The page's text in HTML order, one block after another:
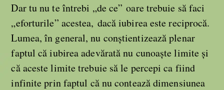
Dar tu nu te întrebi „de ce” oare trebuie să faci
„eforturile” acestea, dacă iubirea este reciprocă.
Lumea, în general, nu conștientizează plenar
faptul că iubirea adevărată nu cunoaște limite și
că aceste limite trebuie să le percepi ca fiind
infinite prin faptul că nu contează dimensiunea